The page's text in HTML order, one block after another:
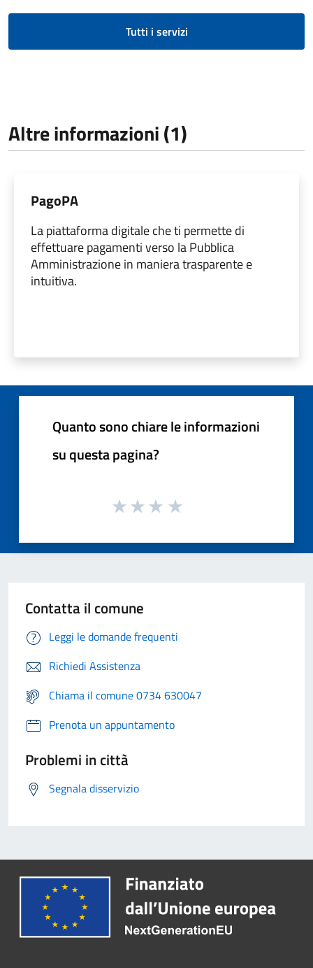
Tutti i servizi
Altre informazioni (1)
PagoPA
La piattaforma digitale che ti permette di
effettuare pagamenti verso la Pubblica
Amministrazione in maniera trasparente e
intuitiva.
Quanto sono chiare le informazioni
su questa pagina?
Contatta il comune
Leggi le domande frequenti
Richiedi Assistenza
Chiama il comune 0734 630047
Prenota un appuntamento
Problemi in città
Segnala disservizio